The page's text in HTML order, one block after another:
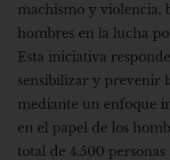
machismo y violencia,
hombres en la lucha
Esta iniciativa
sensibilizar y prevenir
mediante un enfoque
en el papel de los
total de 4.500 personas